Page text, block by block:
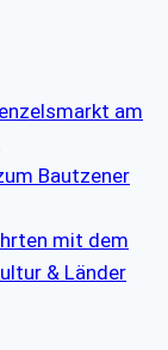
am
Bautzener
mit dem
& Länder